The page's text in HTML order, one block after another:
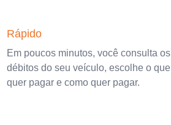
Rápido
Em poucos minutos, você consulta os
débitos do seu veículo, escolhe o que
quer pagar e como quer pagar.